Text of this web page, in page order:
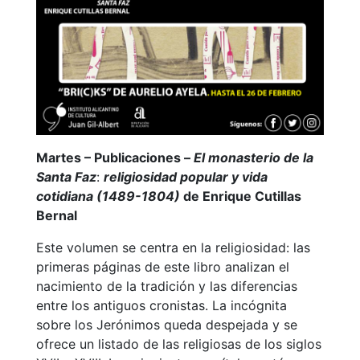
Martes – Publicaciones – El monasterio de la
Santa Faz: religiosidad popular y vida
cotidiana (1489-1804) de Enrique Cutillas
Bernal
Este volumen se centra en la religiosidad: las
primeras páginas de este libro analizan el
nacimiento de la tradición y las diferencias
entre los antiguos cronistas. La incógnita
sobre los Jerónimos queda despejada y se
ofrece un listado de las religiosas de los siglos